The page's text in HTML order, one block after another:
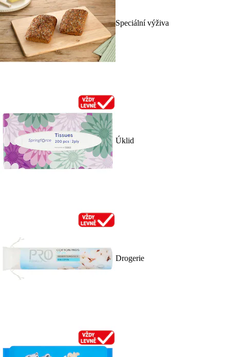
Speciální výživa
Úklid
Drogerie